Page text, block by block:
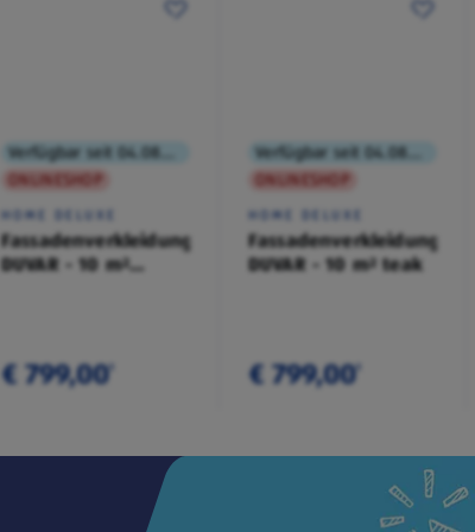
ONLINESHOP
HOME DELUXE
Fassadenverkleidung
DUVAR - 10 m²
€ 799,00¹
ONLINESHOP
HOME DELUXE
Fassadenverkleidung
DUVAR - 10 m² teak
€ 799,00¹